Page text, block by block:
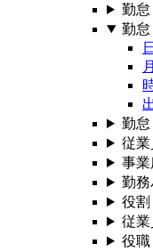
勤怠
勤怠
勤怠
従
事業
勤務
役割
従
役職